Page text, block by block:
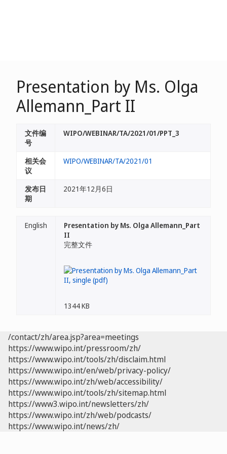
Presentation by Ms. Olga
Allemann_Part II
文件编
号
WIPO/WEBINAR/TA/2021/01/PPT_3
相关会
议
WIPO/WEBINAR/TA/2021/01
发布日
期
2021年12月6日
English
Presentation by Ms. Olga Allemann_Part
II
完整文件
1344 KB
/contact/zh/area.jsp?area=meetings
https://www.wipo.int/pressroom/zh/
https://www.wipo.int/tools/zh/disclaim.html
https://www.wipo.int/en/web/privacy-policy/
https://www.wipo.int/zh/web/accessibility/
https://www.wipo.int/tools/zh/sitemap.html
https://www3.wipo.int/newsletters/zh/
https://www.wipo.int/zh/web/podcasts/
https://www.wipo.int/news/zh/